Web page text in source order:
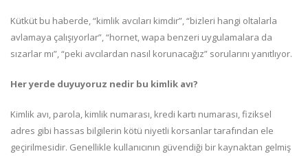
Kütküt bu haberde, “kimlik avcıları kimdir”, “bizleri hangi oltalarla
avlamaya çalışıyorlar”, “hornet, wapa benzeri uygulamalara da
sızarlar mı”, “peki avcılardan nasıl korunacağız” sorularını yanıtlıyor.
Her yerde duyuyoruz nedir bu kimlik avı?
Kimlik avı, parola, kimlik numarası, kredi kartı numarası, fiziksel
adres gibi hassas bilgilerin kötü niyetli korsanlar tarafından ele
geçirilmesidir. Genellikle kullanıcının güvendiği bir kaynaktan gelmiş